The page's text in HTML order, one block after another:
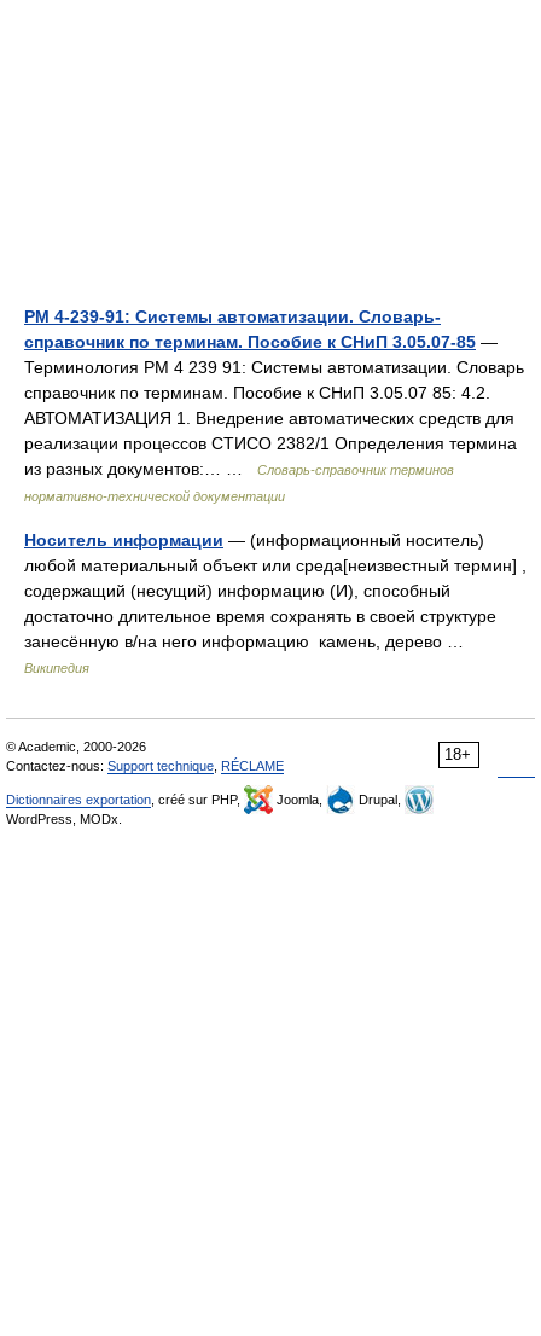
РМ 4-239-91: Системы автоматизации. Словарь-
справочник по терминам. Пособие к СНиП 3.05.07-85 —
Терминология РМ 4 239 91: Системы автоматизации. Словарь
справочник по терминам. Пособие к СНиП 3.05.07 85: 4.2.
АВТОМАТИЗАЦИЯ 1. Внедрение автоматических средств для
реализации процессов СТИСО 2382/1 Определения термина
из разных документов:… …
Словарь-справочник терминов
нормативно-технической документации
Носитель информации — (информационный носитель)
любой материальный объект или среда[неизвестный термин] ,
содержащий (несущий) информацию (И), способный
достаточно длительное время сохранять в своей структуре
занесённую в/на него информацию камень, дерево …
Википедия
18+
© Academic, 2000-2026
Contactez-nous: Support technique RÉCLAME
Dictionnaires exportation , créé sur PHP, Joomla,
Drupal,
WordPress, MODx.